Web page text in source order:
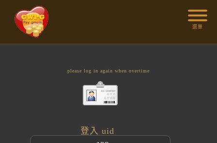
選單
please log in again when overtime
登入 uid